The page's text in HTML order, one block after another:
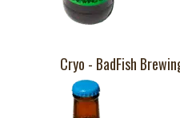
Cryo - BadFish